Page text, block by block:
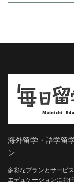
海外留学・語学留
ン
多彩なプランとサービ
エデュケーションにお